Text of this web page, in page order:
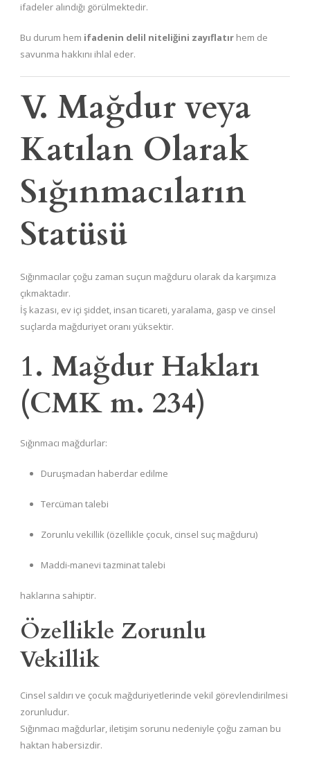
ifadeler alındığı görülmektedir.
Bu durum hem ifadenin delil niteliğini zayıflatır hem de
savunma hakkını ihlal eder.
V. Mağdur veya
Katılan Olarak
Sığınmacıların
Statüsü
Sığınmacılar çoğu zaman suçun mağduru olarak da karşımıza
çıkmaktadır.
İş kazası, ev içi şiddet, insan ticareti, yaralama, gasp ve cinsel
suçlarda mağduriyet oranı yüksektir.
1. Mağdur Hakları
(CMK m. 234)
Sığınmacı mağdurlar:
Duruşmadan haberdar edilme
Tercüman talebi
Zorunlu vekillik (özellikle çocuk, cinsel suç mağduru)
Maddi-manevi tazminat talebi
haklarına sahiptir.
Özellikle Zorunlu
Vekillik
Cinsel saldırı ve çocuk mağduriyetlerinde vekil görevlendirilmesi
zorunludur.
Sığınmacı mağdurlar, iletişim sorunu nedeniyle çoğu zaman bu
haktan habersizdir.